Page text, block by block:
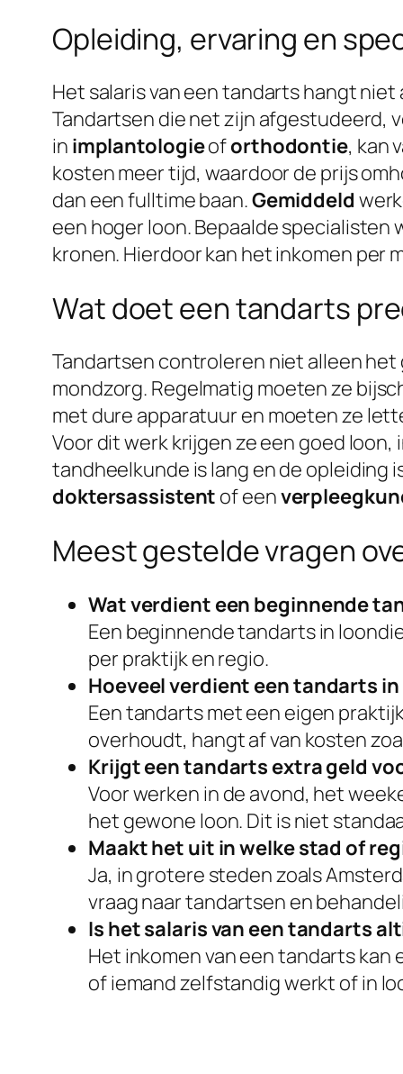
Opleiding, ervaring en
Het salaris van een tandarts hangt
Tandartsen die net zijn afgestudeerd,
in implantologieoforthodontie, kan
kosten meer tijd, waardoor de prijs
dan een fulltime baan.Gemiddeld
een hoger loon. Bepaalde
kronen. Hierdoor kan het inkomen per
Wat doet een tandarts
Tandartsen controleren niet alleen
mondzorg. Regelmatig moeten ze
met dure apparatuur en moeten ze
Voor dit werk krijgen ze een goed
tandheelkunde is lang en de opleiding
doktersassistent of een
Meest gestelde vragen
Wat verdient een beginnende
Een beginnende tandarts in
per praktijk en regio.
Hoeveel verdient een tandarts
Een tandarts met een eigen
overhoudt, hangt af van kosten
Krijgt een tandarts extra geld
Voor werken in de avond, het
het gewone loon. Dit is niet
Maakt het uit in welke stad of
Ja, in grotere steden zoals
vraag naar tandartsen en
Is het salaris van een tandarts
Het inkomen van een tandarts
of iemand zelfstandig werkt of in